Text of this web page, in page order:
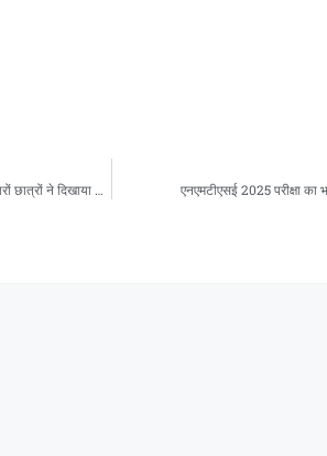
DrNeet Mitra Talent Search Exam (NMTSE) 2025 का भव्य आयोजन, हजारों छात्रों ने दिखाया उत्साह! एनएमटीएसई 2025 परीक्षा का